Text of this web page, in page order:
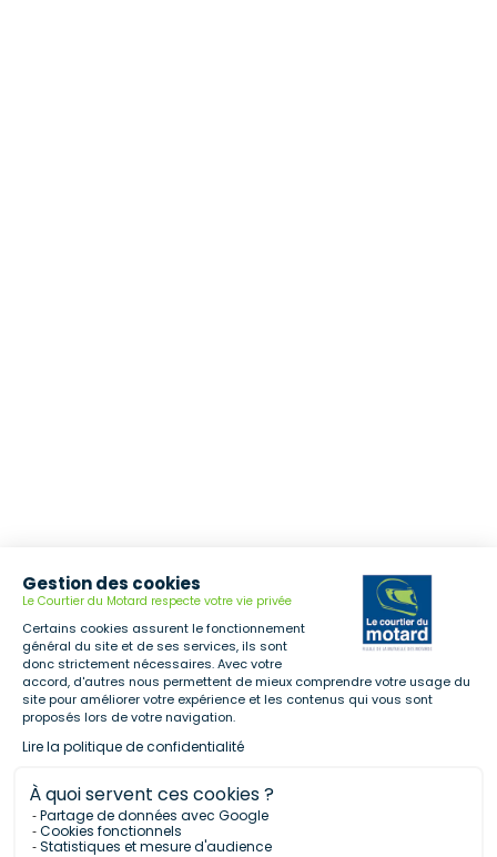
Gestion des cookies
Le Courtier du Motard respecte votre vie privée
Certains cookies assurent le fonctionnement
général du site et de ses services, ils sont
donc strictement nécessaires. Avec votre
accord, d'autres nous permettent de mieux comprendre votre usage du
site pour améliorer votre expérience et les contenus qui vous sont
proposés lors de votre navigation.
Lire la politique de confidentialité
À quoi servent ces cookies ?
Partage de données avec Google
Cookies fonctionnels
Statistiques et mesure d'audience